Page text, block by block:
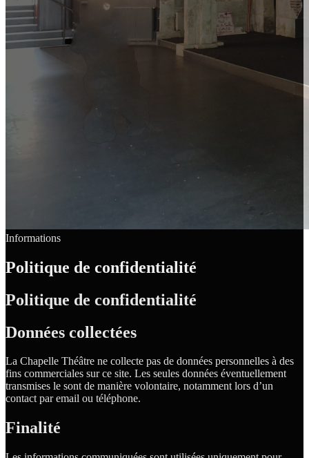
Informations
Politique de confidentialité
Politique de confidentialité
Données collectées
La Chapelle Théâtre ne collecte pas de données personnelles à des
fins commerciales sur ce site. Les seules données éventuellement
transmises le sont de manière volontaire, notamment lors d’un
contact par email ou téléphone.
Finalité